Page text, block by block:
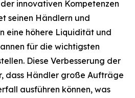
innovativen Kompetenzen
seinen Händlern und
eine höhere Liquidität und
für die wichtigsten
Diese Verbesserung der
dass Händler große Aufträge
ausführen können, was